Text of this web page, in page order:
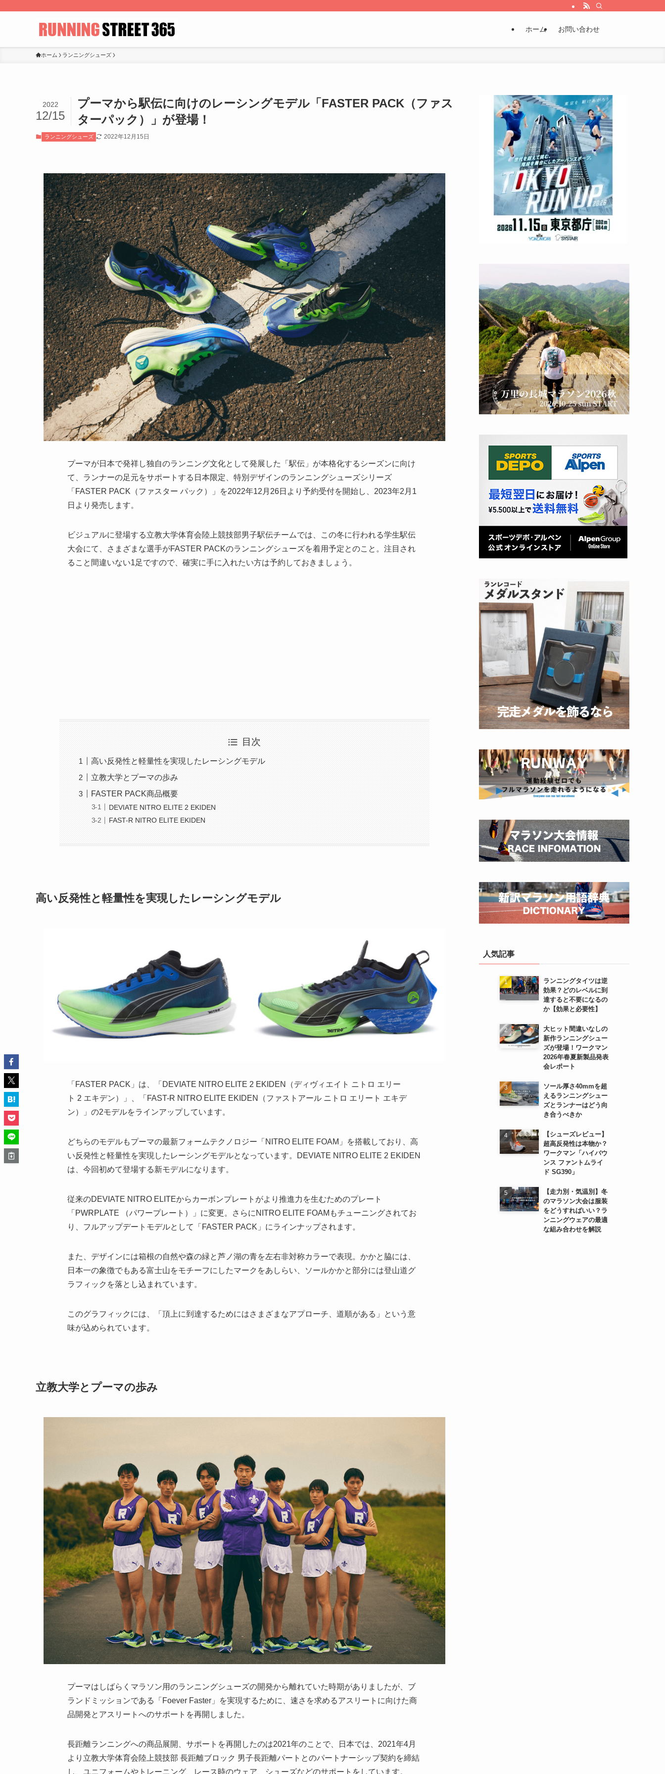
ホーム お問い合わせ
ホーム ランニングシューズ
プーマから駅伝に向けのレーシングモデル「FASTER PACK（ファス
ターパック）」が登場！
2022
12/15
ランニングシューズ 2022年12月15日
プーマが日本で発祥し独自のランニング文化として発展した「駅伝」が本格化するシーズンに向け
て、ランナーの足元をサポートする日本限定、特別デザインのランニングシューズシリーズ
「FASTER PACK（ファスター パック）」を2022年12月26日より予約受付を開始し、2023年2月1
日より発売します。
ビジュアルに登場する立教大学体育会陸上競技部男子駅伝チームでは、この冬に行われる学生駅伝
大会にて、さまざまな選手がFASTER PACKのランニングシューズを着用予定とのこと。注目され
ること間違いない1足ですので、確実に手に入れたい方は予約しておきましょう。
目次
高い反発性と軽量性を実現したレーシングモデル
立教大学とプーマの歩み
FASTER PACK商品概要
DEVIATE NITRO ELITE 2 EKIDEN
FAST-R NITRO ELITE EKIDEN
高い反発性と軽量性を実現したレーシングモデル
「FASTER PACK」は、「DEVIATE NITRO ELITE 2 EKIDEN（ディヴィエイト ニトロ エリー
ト 2 エキデン）」、「FAST-R NITRO ELITE EKIDEN（ファストアール ニトロ エリート エキデ
ン）」の2モデルをラインアップしています。
どちらのモデルもプーマの最新フォームテクノロジー「NITRO ELITE FOAM」を搭載しており、高
い反発性と軽量性を実現したレーシングモデルとなっています。DEVIATE NITRO ELITE 2 EKIDEN
は、今回初めて登場する新モデルになります。
従来のDEVIATE NITRO ELITEからカーボンプレートがより推進力を生むためのプレート
「PWRPLATE （パワープレート）」に変更。さらにNITRO ELITE FOAMもチューニングされてお
り、フルアップデートモデルとして「FASTER PACK」にラインナップされます。
また、デザインには箱根の自然や森の緑と芦ノ湖の青を左右非対称カラーで表現。かかと脇には、
日本一の象徴でもある富士山をモチーフにしたマークをあしらい、ソールかかと部分には登山道グ
ラフィックを落とし込まれています。
このグラフィックには、「頂上に到達するためにはさまざまなアプローチ、道順がある」という意
味が込められています。
立教大学とプーマの歩み
プーマはしばらくマラソン用のランニングシューズの開発から離れていた時期がありましたが、ブ
ランドミッションである「Foever Faster」を実現するために、速さを求めるアスリートに向けた商
品開発とアスリートへのサポートを再開しました。
長距離ランニングへの商品展開、サポートを再開したのは2021年のことで、日本では、2021年4月
より立教大学体育会陸上競技部 長距離ブロック 男子長距離パートとのパートナーシップ契約を締結
し、ユニフォームやトレーニング、レース時のウェア、シューズなどのサポートをしています。
人気記事
ランニングタイツは逆
効果？どのレベルに到
達すると不要になるの
か【効果と必要性】
大ヒット間違いなしの
新作ランニングシュー
ズが登場！ワークマン
2026年春夏新製品発表
会レポート
ソール厚さ40mmを超
えるランニングシュー
ズとランナーはどう向
き合うべきか
【シューズレビュー】
超高反発性は本物か？
ワークマン「ハイバウ
ンス ファントムライ
ド SG390」
【走力別・気温別】冬
のマラソン大会は服装
をどうすればいい？ラ
ンニングウェアの最適
な組み合わせを解説